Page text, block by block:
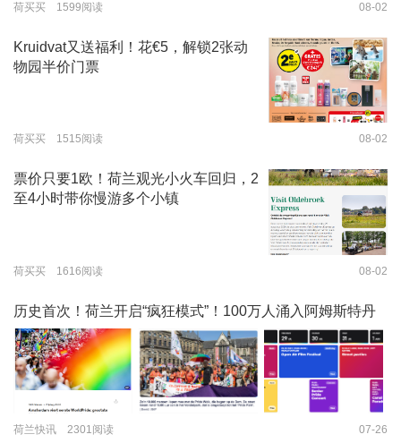
荷买买 1599阅读 08-02
Kruidvat又送福利！花€5，解锁2张动
物园半价门票
荷买买 1515阅读 08-02
票价只要1欧！荷兰观光小火车回归，2
至4小时带你慢游多个小镇
荷买买 1616阅读 08-02
历史首次！荷兰开启“疯狂模式”！100万人涌入阿姆斯特丹
荷兰快讯 2301阅读 07-26